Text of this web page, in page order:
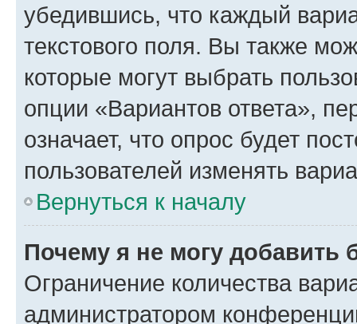
убедившись, что каждый
текстового поля. Вы также
которые могут выбрать
опции «Вариантов ответа»,
означает, что опрос будет
пользователей изменять
Вернуться к началу
Почему я не могу добавить
Ограничение количества
администратором